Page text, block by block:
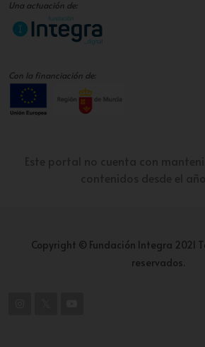
Una actuación de:
Con la financiación de:
Copyright © Fundación Integra 2021
reservados.